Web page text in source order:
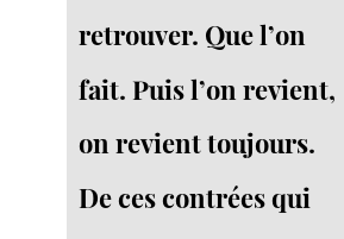
retrouver. Que l’on
fait. Puis l’on revient,
on revient toujours.
De ces contrées qui